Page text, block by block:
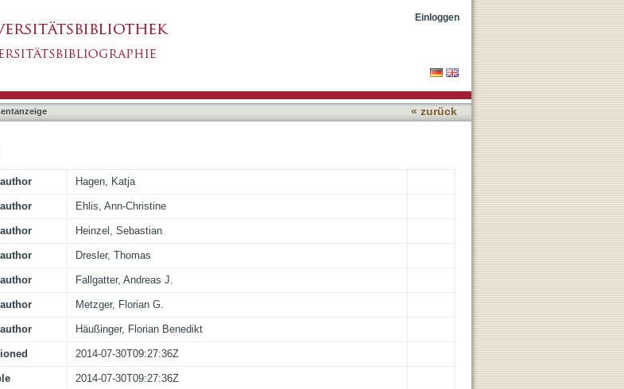
measured with functional near-infrared spectroscopy inEinloggen
« zurück
Hagen, Katja
Ehlis, Ann-Christine
Heinzel, Sebastian
Dresler, Thomas
Fallgatter, Andreas J.
Metzger, Florian G.
Häußinger, Florian Benedikt
2014-07-30T09:27:36Z
2014-07-30T09:27:36Z